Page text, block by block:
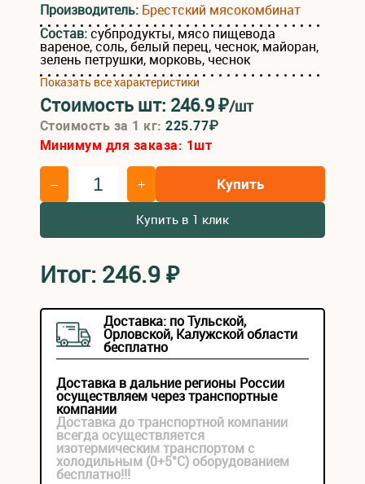
Производитель: Брестский мясокомбинат
Состав:субпродукты, мясо пищевода
вареное, соль, белый перец, чеснок, майоран,
зелень петрушки, морковь, чеснок
Показать все характеристики
Стоимость шт: 246.9₽/шт
Стоимость за 1 кг:225.77₽
Минимум для заказа: 1шт
– + Купить
Купить в 1 клик
Итог: 246.9₽
Доставка: по Тульской,
Орловской, Калужской области
бесплатно
Доставка в дальние регионы России
осуществляем через транспортные
компании
Доставка до транспортной компании
всегда осуществляется
изотермическим транспортом с
холодильным (0+5°С) оборудованием
бесплатно!!!